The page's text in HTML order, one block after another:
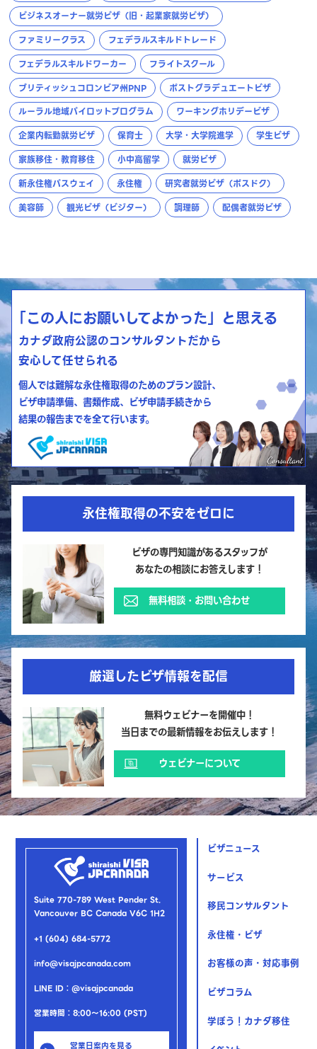
ビジネスオーナー就労ビザ（旧・起業家就労ビザ）
ファミリークラス
フェデラルスキルドトレード
フェデラルスキルドワーカー
フライトスクール
ブリティッシュコロンビア州PNP
ポストグラデュエートビザ
ルーラル地域パイロットプログラム
ワーキングホリデービザ
企業内転勤就労ビザ
保育士 大学・大学院進学
学生ビザ
家族移住・教育移住
小中高留学
就労ビザ
新永住権パスウェイ
永住権
研究者就労ビザ（ポスドク）
美容師
観光ビザ（ビジター） 調理師 配偶者就労ビザ
「この人にお願いしてよかった」と思える
カナダ政府公認のコンサルタントだから
安心して任せられる
個人では難解な永住権取得のためのプラン設計、
ビザ申請準備、書類作成、ビザ申請手続きから
結果の報告までを全て行います。
永住権取得の不安をゼロに
ビザの専門知識があるスタッフが
あなたの相談にお答えします！
無料相談・お問い合わせ
厳選したビザ情報を配信
無料ウェビナーを開催中！
当日までの最新情報をお伝えします！
ウェビナーについて
Suite 770-789 West Pender St.
Vancouver BC Canada V6C 1H2
+1 (604) 684-5772
info@visajpcanada.com
LINE ID：@visajpcanada
営業時間：8:00～16:00 (PST)
営業日案内を見る
ビザニュース
サービス
移民コンサルタント
永住権・ビザ
お客様の声・対応事例
ビザコラム
学ぼう！カナダ移住